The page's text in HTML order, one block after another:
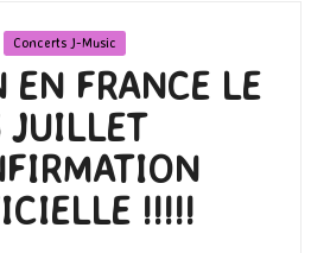
Posted
Concerts J-Music
EN FRANCE LE
JUILLET
!!!!!